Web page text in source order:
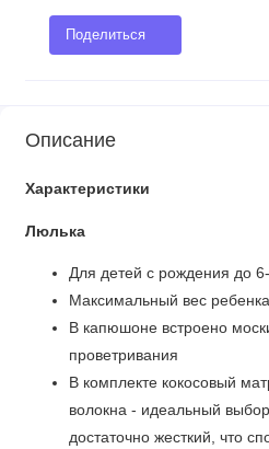
Поделиться
Описание
Характеристики
Люлька
Для детей с рождения до
Максимальный вес
В капюшоне встроено
проветривания
В комплекте кокосовый
волокна - идеальный
достаточно жесткий, что